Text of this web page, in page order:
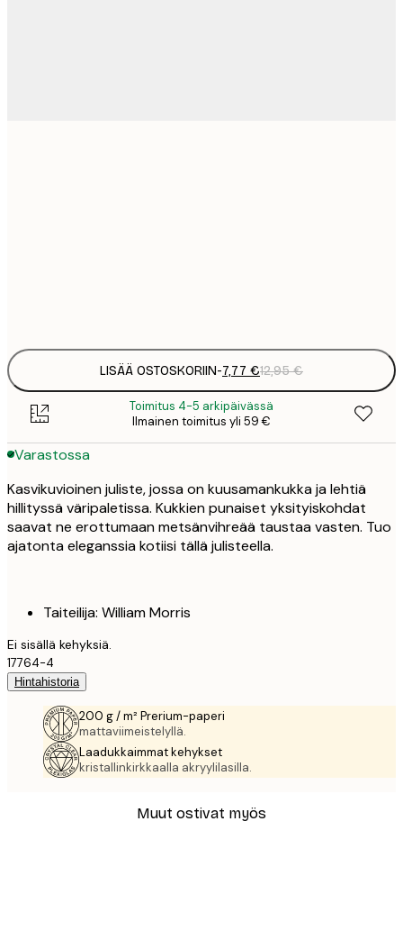
LISÄÄ OSTOSKORIIN-7,77 €12,95 €
Toimitus 4-5 arkipäivässä
Ilmainen toimitus yli 59 €
Varastossa
Kasvikuvioinen juliste, jossa on kuusamankukka ja lehtiä
hillityssä väripaletissa. Kukkien punaiset yksityiskohdat
saavat ne erottumaan metsänvihreää taustaa vasten. Tuo
ajatonta eleganssia kotiisi tällä julisteella.
Taiteilija: William Morris
Ei sisällä kehyksiä.
17764-4
Hintahistoria
200 g / m² Prerium-paperi
mattaviimeistelyllä.
Laadukkaimmat kehykset
kristallinkirkkaalla akryylilasilla.
Muut ostivat myös